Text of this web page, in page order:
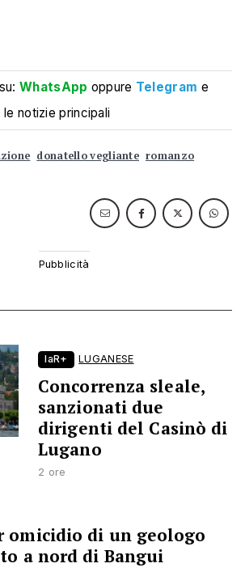
su:WhatsApp oppure Telegram e
notizie principali
donatello vegliante romanzo
laR+ LUGANESE
Concorrenza sleale,
sanzionati due
dirigenti del Casinò di
Lugano
2 ore
omicidio di un geologo
a nord di Bangui